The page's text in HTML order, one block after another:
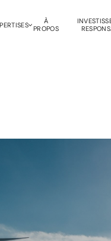
À
PROPOS